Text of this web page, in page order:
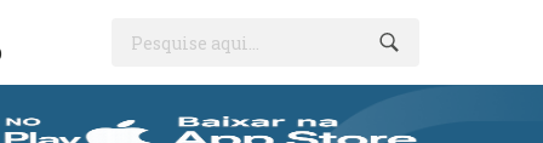
Pesquise aqui...